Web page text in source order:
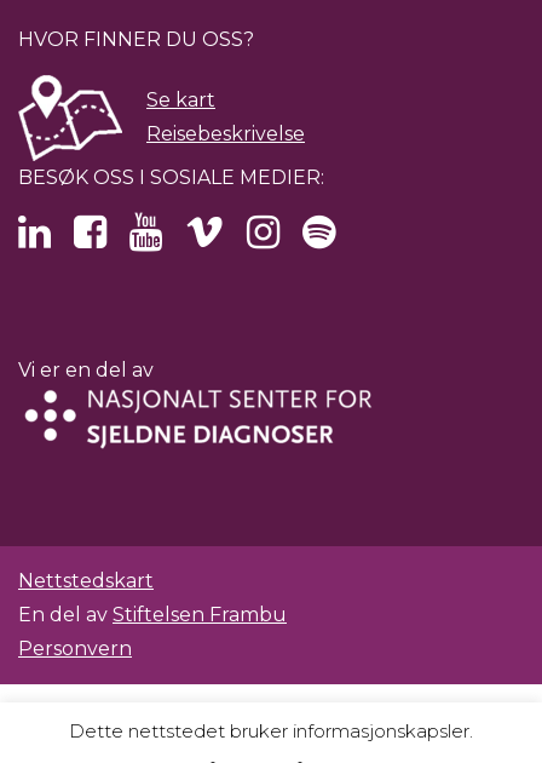
HVOR FINNER DU OSS?
Se kart
Reisebeskrivelse
BESØK OSS I SOSIALE MEDIER:
Vi er en del av
Nettstedskart
En del av Stiftelsen Frambu
Personvern
Dette nettstedet bruker informasjonskapsler.